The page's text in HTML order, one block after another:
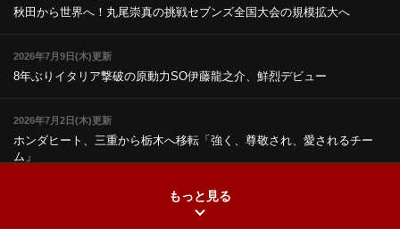
秋田から世界へ！丸尾崇真の挑戦セブンズ全国大会の規模拡大へ
2026年7月9日(木)更新
8年ぶりイタリア撃破の原動力SO伊藤龍之介、鮮烈デビュー
2026年7月2日(木)更新
ホンダヒート、三重から栃木へ移転「強く、尊敬され、愛されるチー
ム」
もっと見る